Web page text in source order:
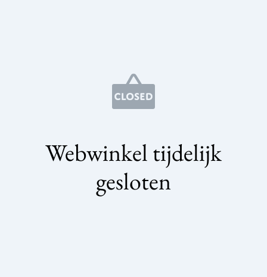
Webwinkel tijdelijk
gesloten